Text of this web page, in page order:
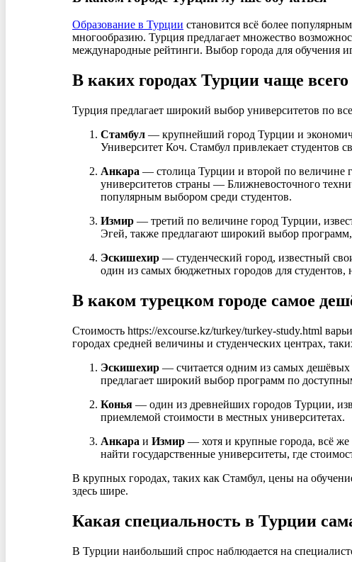
Образование в Турции становится всё более
многообразию. Турция предлагает множество
международные рейтинги. Выбор города для обучения
В каких городах Турции чаще
Турция предлагает широкий выбор университетов по
Стамбул — крупнейший город Турции и
Университет Коч. Стамбул привлекает студентов
Анкара — столица Турции и второй по величине
университетов страны — Ближневосточного
популярным выбором среди студентов.
Измир — третий по величине город Турции,
Эгей, также предлагают широкий выбор
Эскишехир — студенческий город, известный
один из самых бюджетных городов для студентов,
В каком турецком городе самое
Стоимость https://excourse.kz/turkey/turkey-study.html
городах средней величины и студенческих центрах,
Эскишехир — считается одним из самых дешёвых
предлагает широкий выбор программ по
Конья — один из древнейших городов Турции,
приемлемой стоимости в местных университетах.
Анкара и Измир — хотя и крупные города, всё же
найти государственные университеты, где
В крупных городах, таких как Стамбул, цены на
здесь шире.
Какая специальность в Турции
В Турции наибольший спрос наблюдается на